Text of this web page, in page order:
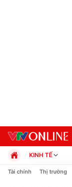
KINH TẾ
Chính trị
Tài chính Thị trường